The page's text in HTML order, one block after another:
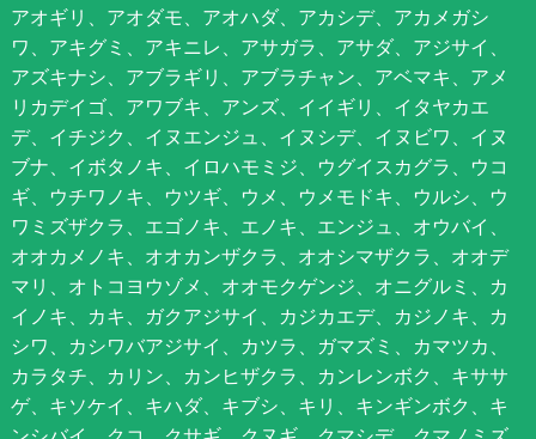
アオギリ、アオダモ、アオハダ、アカシデ、アカメガシ
ワ、アキグミ、アキニレ、アサガラ、アサダ、アジサイ、
アズキナシ、アブラギリ、アブラチャン、アベマキ、アメ
リカデイゴ、アワブキ、アンズ、イイギリ、イタヤカエ
デ、イチジク、イヌエンジュ、イヌシデ、イヌビワ、イヌ
ブナ、イボタノキ、イロハモミジ、ウグイスカグラ、ウコ
ギ、ウチワノキ、ウツギ、ウメ、ウメモドキ、ウルシ、ウ
ワミズザクラ、エゴノキ、エノキ、エンジュ、オウバイ、
オオカメノキ、オオカンザクラ、オオシマザクラ、オオデ
マリ、オトコヨウゾメ、オオモクゲンジ、オニグルミ、カ
イノキ、カキ、ガクアジサイ、カジカエデ、カジノキ、カ
シワ、カシワバアジサイ、カツラ、ガマズミ、カマツカ、
カラタチ、カリン、カンヒザクラ、カンレンボク、キササ
ゲ、キソケイ、キハダ、キブシ、キリ、キンギンボク、キ